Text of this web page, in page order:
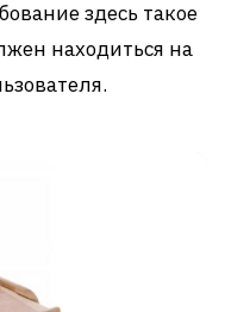
здесь такое
находиться на